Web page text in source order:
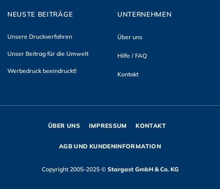
NEUSTE BEITRÄGE
Unsere Druckverfahren
Unser Beitrag für die Umwelt
Werbedruck beeindruckt!
UNTERNEHMEN
Über uns
Hilfe / FAQ
Kontakt
ÜBER UNS IMPRESSUM KONTAKT
AGB UND KUNDENINFORMATION
Copyright 2005-2025 © Stargast GmbH & Co. KG